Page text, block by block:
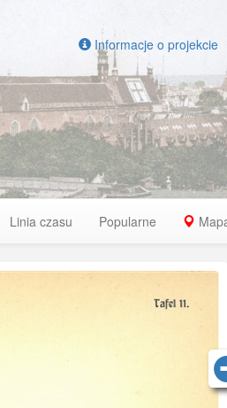
Informacje o projekcie
Linia czasu Popularne